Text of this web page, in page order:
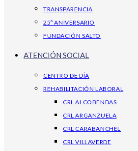
TRANSPARENCIA
25º ANIVERSARIO
FUNDACIÓN SALTO
ATENCIÓN SOCIAL
CENTRO DE DÍA
REHABILITACIÓN LABORAL
CRL ALCOBENDAS
CRL ARGANZUELA
CRL CARABANCHEL
CRL VILLAVERDE